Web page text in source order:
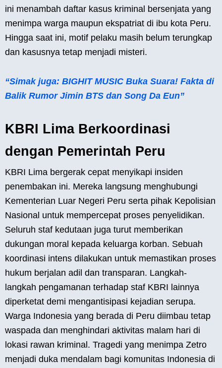
ini menambah daftar kasus kriminal bersenjata yang
menimpa warga maupun ekspatriat di ibu kota Peru.
Hingga saat ini, motif pelaku masih belum terungkap
dan kasusnya tetap menjadi misteri.
“Simak juga: BIGHIT MUSIC Buka Suara! Fakta di
Balik Rumor Jimin BTS dan Song Da Eun”
KBRI Lima Berkoordinasi
dengan Pemerintah Peru
KBRI Lima bergerak cepat menyikapi insiden
penembakan ini. Mereka langsung menghubungi
Kementerian Luar Negeri Peru serta pihak Kepolisian
Nasional untuk mempercepat proses penyelidikan.
Seluruh staf kedutaan juga turut memberikan
dukungan moral kepada keluarga korban. Sebuah
koordinasi intens dilakukan untuk memastikan proses
hukum berjalan adil dan transparan. Langkah-
langkah pengamanan terhadap staf KBRI lainnya
diperketat demi mengantisipasi kejadian serupa.
Warga Indonesia yang berada di Peru diimbau tetap
waspada dan menghindari aktivitas malam hari di
lokasi rawan kriminal. Tragedi yang menimpa Zetro
menjadi duka mendalam bagi komunitas Indonesia di